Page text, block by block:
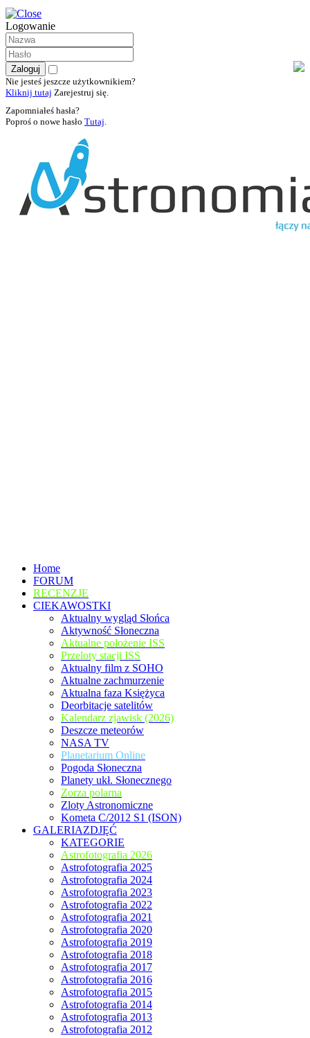
Logowanie
Nie jesteś jeszcze użytkownikiem?
Kliknij tutaj Zarejestruj się.
Zapomniałeś hasła?
Poproś o nowe hasło Tutaj.
Home
FORUM
RECENZJE
CIEKAWOSTKI
Aktualny wygląd Słońca
Aktywność Słoneczna
Aktualne położenie ISS
Przeloty stacji ISS
Aktualny film z SOHO
Aktualne zachmurzenie
Aktualna faza Księżyca
Deorbitacje satelitów
Kalendarz zjawisk (2026)
Deszcze meteorów
NASA TV
Planetarium Online
Pogoda Słoneczna
Planety ukł. Słonecznego
Zorza polarna
Zloty Astronomiczne
Kometa C/2012 S1 (ISON)
GALERIAZDJĘĆ
KATEGORIE
Astrofotografia 2026
Astrofotografia 2025
Astrofotografia 2024
Astrofotografia 2023
Astrofotografia 2022
Astrofotografia 2021
Astrofotografia 2020
Astrofotografia 2019
Astrofotografia 2018
Astrofotografia 2017
Astrofotografia 2016
Astrofotografia 2015
Astrofotografia 2014
Astrofotografia 2013
Astrofotografia 2012